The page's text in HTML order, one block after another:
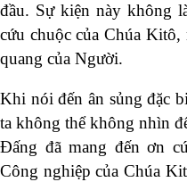
đầu. Sự kiện này không
cứu chuộc của Chúa
quang của Người.
Khi nói đến ân sủng đặc
ta không thể không nhìn
Đấng đã mang đến ơn
Công nghiệp của Chúa